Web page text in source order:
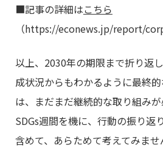
■記事の詳細はこちら
（https://econews.jp/report/
以上、2030年の期限まで折り返
成状況からもわかるように最終
は、まだまだ継続的な取り組みが
SDGs週間を機に、行動の振り返
含めて、あらためて考えてみませ